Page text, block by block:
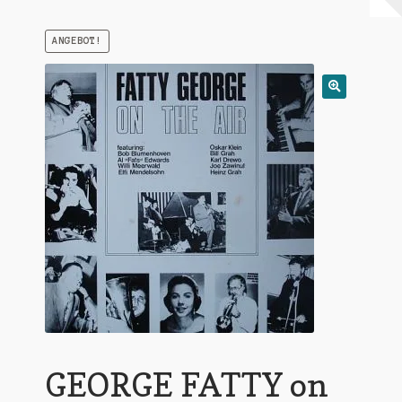
Warenkorb
Mein Konto
ANGEBOT!
GEORGE FATTY on